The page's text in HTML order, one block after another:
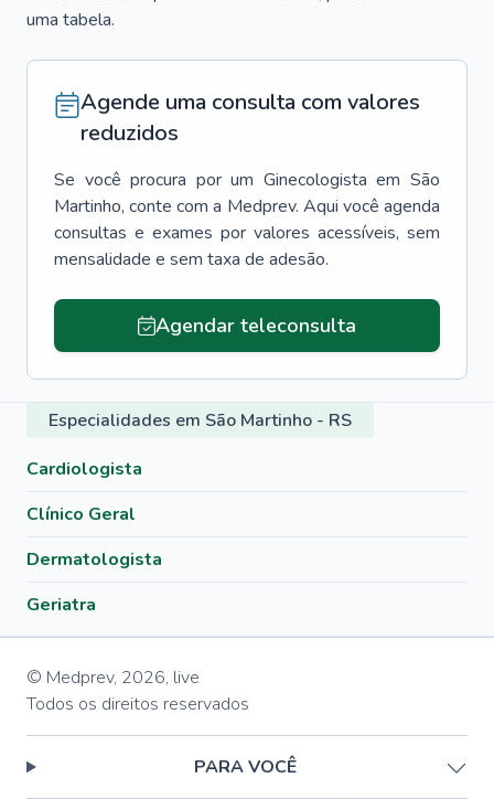
uma tabela.
Agende uma consulta com valores
reduzidos
Se você procura por um Ginecologista em São
Martinho, conte com a Medprev. Aqui você agenda
consultas e exames por valores acessíveis, sem
mensalidade e sem taxa de adesão.
Agendar teleconsulta
Especialidades em São Martinho - RS
Cardiologista
Clínico Geral
Dermatologista
Geriatra
© Medprev, 2026, live
Todos os direitos reservados
PARA VOCÊ